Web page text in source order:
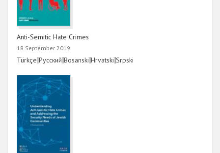
Anti-Semitic Hate Crimes
18 September 2019
Link
Türkçe|Link
Русский|Link
Bosanski|Link
Hrvatski|Link
Srpski